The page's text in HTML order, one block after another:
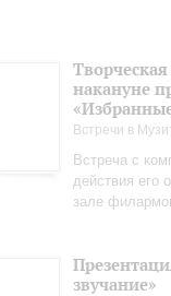
накануне
Встречи в
Встреча с
действия его
зале
звучание»